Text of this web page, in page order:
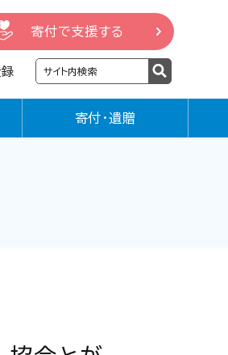
寄付で支援する
寄付・遺贈